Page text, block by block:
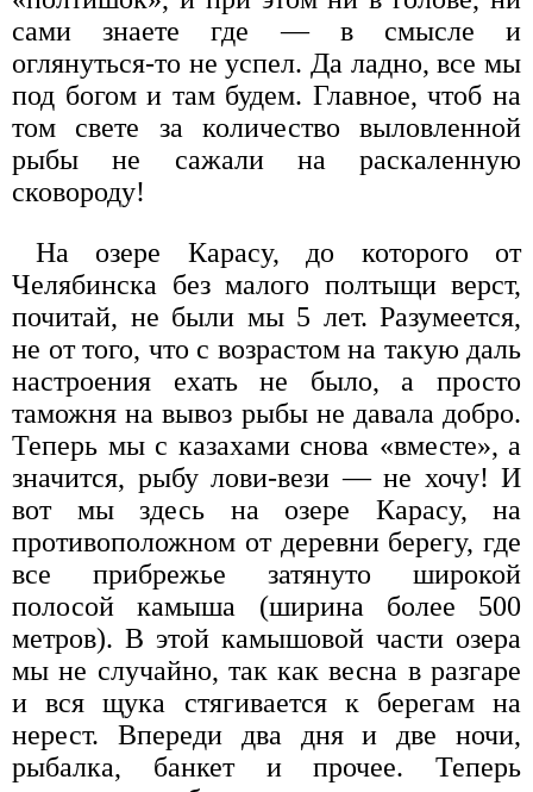
сами знаете где — в смысле и
оглянуться-то не успел. Да ладно, все мы
под богом и там будем. Главное, чтоб на
том свете за количество выловленной
рыбы не сажали на раскаленную
сковороду!
На озере Карасу, до которого от
Челябинска без малого полтыщи верст,
почитай, не были мы 5 лет. Разумеется,
не от того, что с возрастом на такую даль
настроения ехать не было, а просто
таможня на вывоз рыбы не давала добро.
Теперь мы с казахами снова «вместе», а
значится, рыбу лови-вези — не хочу! И
вот мы здесь на озере Карасу, на
противоположном от деревни берегу, где
все прибрежье затянуто широкой
полосой камыша (ширина более 500
метров). В этой камышовой части озера
мы не случайно, так как весна в разгаре
и вся щука стягивается к берегам на
нерест. Впереди два дня и две ночи,
рыбалка, банкет и прочее. Теперь